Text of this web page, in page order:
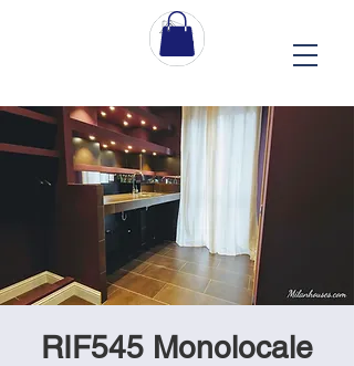
RIF545 Monolocale